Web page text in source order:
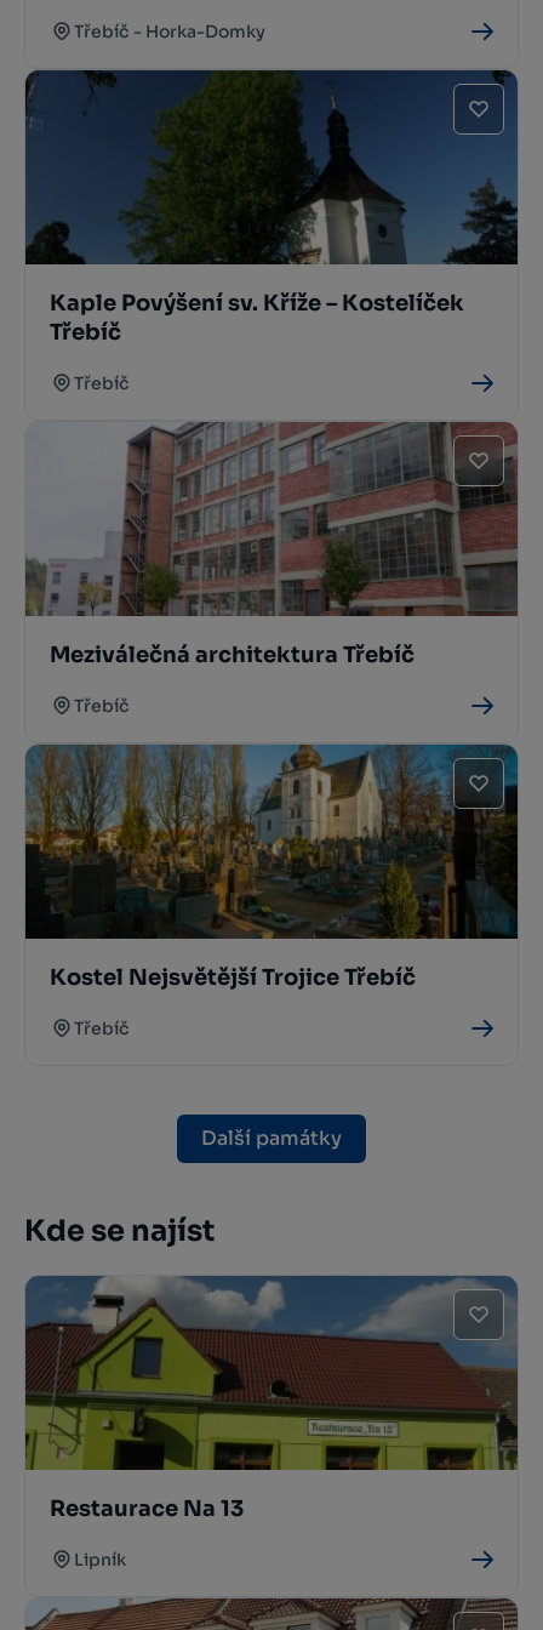
Třebíč - Horka-Domky
Kaple Povýšení sv. Kříže – Kostelíček
Třebíč
Třebíč
Meziválečná architektura Třebíč
Třebíč
Kostel Nejsvětější Trojice Třebíč
Třebíč
Další památky
Kde se najíst
Restaurace Na 13
Lipník